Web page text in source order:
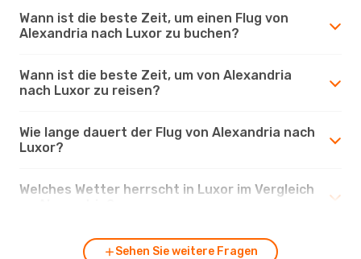
Wann ist die beste Zeit, um einen Flug von
Alexandria nach Luxor zu buchen?
Wann ist die beste Zeit, um von Alexandria
nach Luxor zu reisen?
Wie lange dauert der Flug von Alexandria nach
Luxor?
Welches Wetter herrscht in Luxor im Vergleich
Sehen Sie weitere Fragen